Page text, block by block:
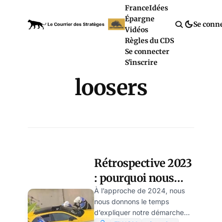
FranceIdées
Épargne
Vidéos
Règles du CDS
Se connecter
S'inscrire
Se
loosers
Rétrospective 2023
: pourquoi nous
avons choisi
l’indépendance sur
À l’approche de 2024, nous
nous donnons le temps
d’expliquer notre démarche